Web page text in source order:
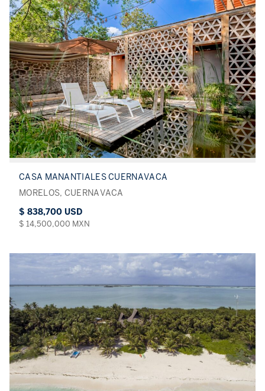
CASA MANANTIALES CUERNAVACA
MORELOS, CUERNAVACA
$ 838,700 USD
$ 14,500,000 MXN